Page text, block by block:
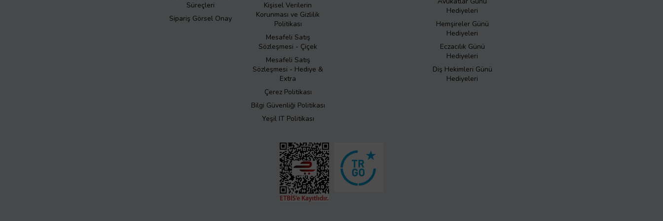
Süreçleri
Sipariş Görsel Onay
Kişisel Verilerin
Korunması ve Gizlilik
Politikası
Mesafeli Satış
Sözleşmesi - Çiçek
Mesafeli Satış
Sözleşmesi - Hediye &
Extra
Çerez Politikası
Bilgi Güvenliği Politikası
Yeşil IT Politikası
Hediyeleri
Hemşireler Günü
Hediyeleri
Eczacılık Günü
Hediyeleri
Diş Hekimleri Günü
Hediyeleri